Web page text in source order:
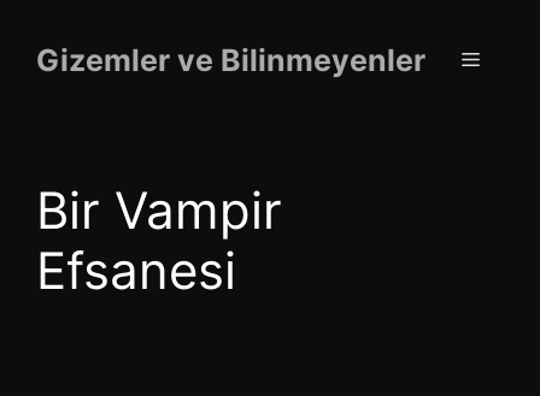
Gizemler ve Bilinmeyenler Menü
Bir Vampir
Efsanesi